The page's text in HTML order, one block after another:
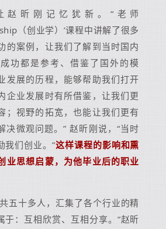
赵昕刚记忆犹新。“老师
（创业学）’课程中讲解了很多
的案例，让我们了解到当时国内
功都是参考、借鉴了国外的模
发展的历程，能够帮助我们打开
企业发展时有所借鉴，让我们更
；视野的拓宽，也能让我们更有
决微观问题。” 赵昕刚说，“当时
我们创业。”这样课程的影响和熏
业思想启蒙，为他毕业后的职业
五十多人，汇集了各个行业的精
于：互相欣赏、互相分享。”赵昕